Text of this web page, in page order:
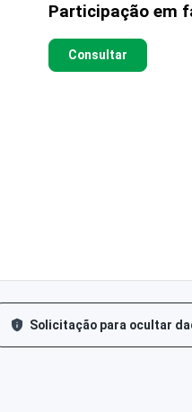
Participação em
Consultar
Solicitação para ocultar